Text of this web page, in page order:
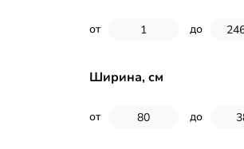
от до
Ширина, см
от до